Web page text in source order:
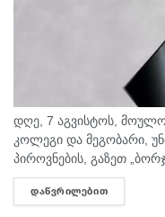
დღე, 7 აგვისტოს,
კოლეგი და მეგობარი,
პიროვნების, გაზეთ
და ლიტერატურის
უდიდეს მწუხარებას
ᲓᲐᲬᲕᲠᲘᲚᲔᲑᲘᲗ